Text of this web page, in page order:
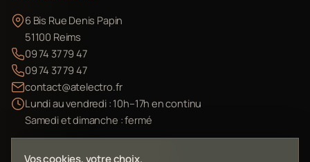
6 Bis Rue Denis Papin
51100 Reims
09 74 37 79 47
09 74 37 79 47
contact@atelectro.fr
Lundi au vendredi : 10h–17h en continu
Samedi et dimanche : fermé
Envoyer mon matériel
Vos cookies, votre choix.